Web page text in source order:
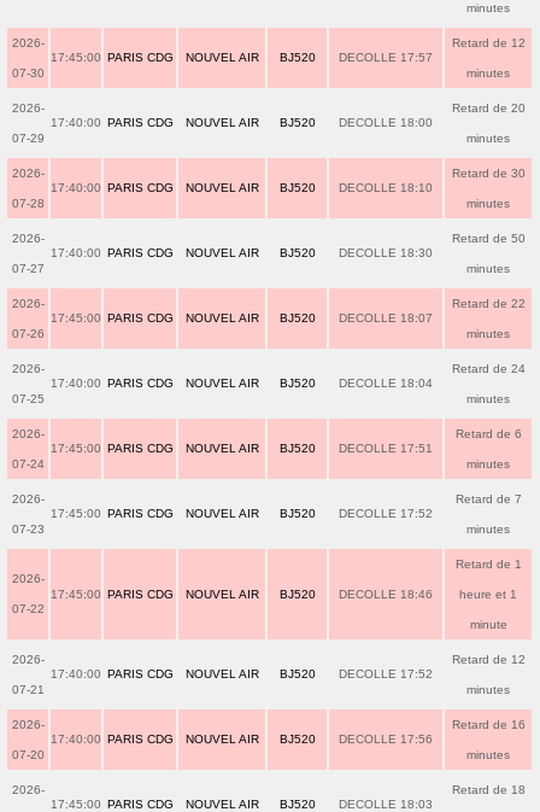
minutes
2026-
07-30
17:45:00 PARIS CDG NOUVEL AIR BJ520 DECOLLE 17:57
Retard de 12
minutes
2026-
07-29
17:40:00 PARIS CDG NOUVEL AIR BJ520 DECOLLE 18:00
Retard de 20
minutes
2026-
07-28
17:40:00 PARIS CDG NOUVEL AIR BJ520 DECOLLE 18:10
Retard de 30
minutes
2026-
07-27
17:40:00 PARIS CDG NOUVEL AIR BJ520 DECOLLE 18:30
Retard de 50
minutes
2026-
07-26
17:45:00 PARIS CDG NOUVEL AIR BJ520 DECOLLE 18:07
Retard de 22
minutes
2026-
07-25
17:40:00 PARIS CDG NOUVEL AIR BJ520 DECOLLE 18:04
Retard de 24
minutes
2026-
07-24
17:45:00 PARIS CDG NOUVEL AIR BJ520 DECOLLE 17:51
Retard de 6
minutes
2026-
07-23
17:45:00 PARIS CDG NOUVEL AIR BJ520 DECOLLE 17:52
Retard de 7
minutes
2026-
07-22
17:45:00 PARIS CDG NOUVEL AIR BJ520 DECOLLE 18:46
Retard de 1
heure et 1
minute
2026-
07-21
17:40:00 PARIS CDG NOUVEL AIR BJ520 DECOLLE 17:52
Retard de 12
minutes
2026-
07-20
17:40:00 PARIS CDG NOUVEL AIR BJ520 DECOLLE 17:56
Retard de 16
minutes
2026-
17:45:00 PARIS CDG NOUVEL AIR BJ520 DECOLLE 18:03
Retard de 18